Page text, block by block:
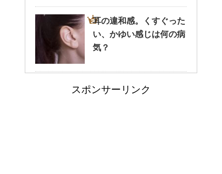
癒しを与えてくれるメダカ。そ
の産卵時期はいつ？
耳の違和感。くすぐった
い、かゆい感じは何の病
気？
姉を持つ長男の性格っ
スポンサーリンク